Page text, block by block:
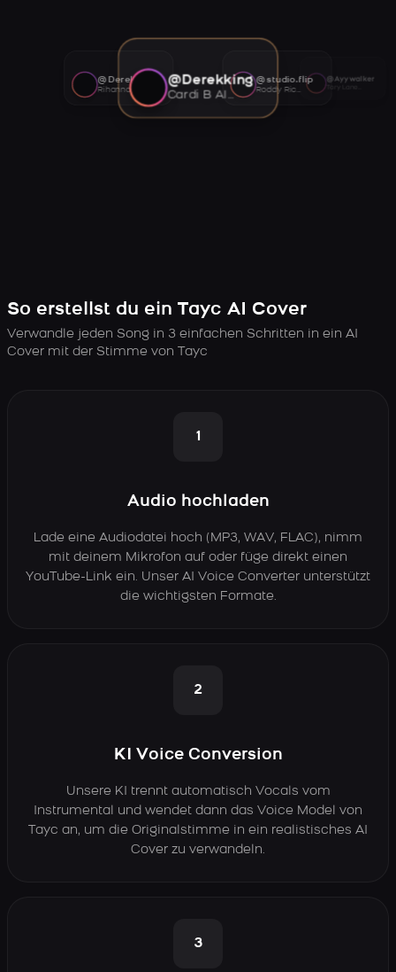
@Derekking
Cardi B AI voice
@studio.flip
Roddy Ricch AI voice
@Ayywalker
@Derekking
Rihanna AI voice
So erstellst du ein Tayc AI Cover
Verwandle jeden Song in 3 einfachen Schritten in ein AI
Cover mit der Stimme von Tayc
1
Audio hochladen
Lade eine Audiodatei hoch (MP3, WAV, FLAC), nimm
mit deinem Mikrofon auf oder füge direkt einen
YouTube-Link ein. Unser AI Voice Converter unterstützt
die wichtigsten Formate.
2
KI Voice Conversion
Unsere KI trennt automatisch Vocals vom
Instrumental und wendet dann das Voice Model von
Tayc an, um die Originalstimme in ein realistisches AI
Cover zu verwandeln.
3